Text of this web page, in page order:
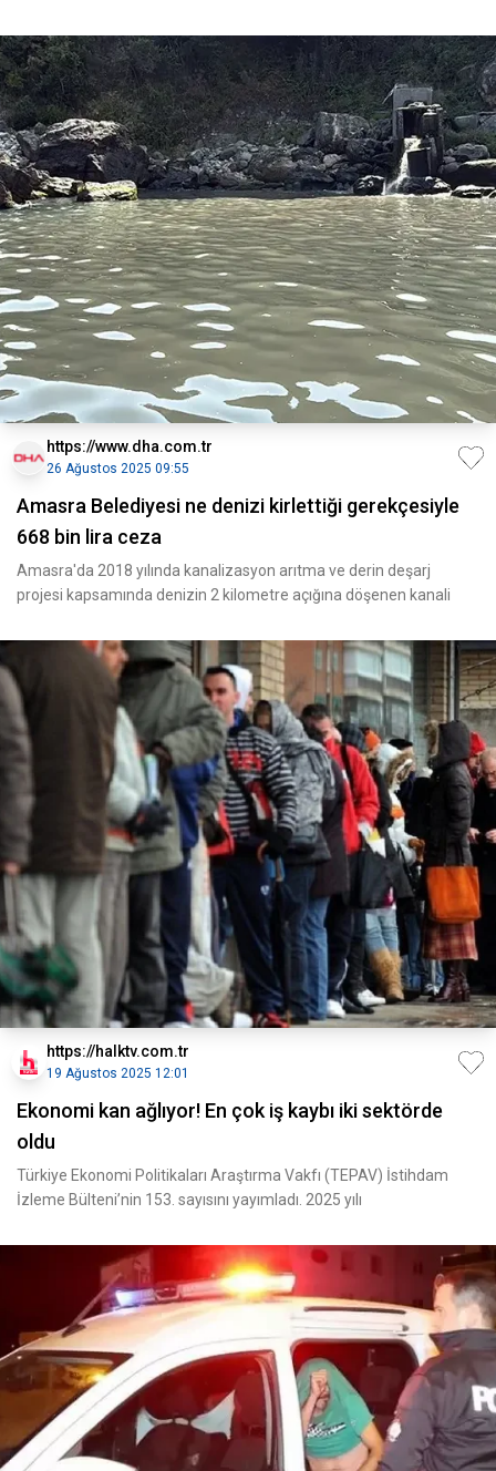
https://www.dha.com.tr
26 Ağustos 2025 09:55
Amasra Belediyesi ne denizi kirlettiği gerekçesiyle
668 bin lira ceza
Amasra'da 2018 yılında kanalizasyon arıtma ve derin deşarj
projesi kapsamında denizin 2 kilometre açığına döşenen kanali
https://halktv.com.tr
19 Ağustos 2025 12:01
Ekonomi kan ağlıyor! En çok iş kaybı iki sektörde
oldu
Türkiye Ekonomi Politikaları Araştırma Vakfı (TEPAV) İstihdam
İzleme Bülteni’nin 153. sayısını yayımladı. 2025 yılı